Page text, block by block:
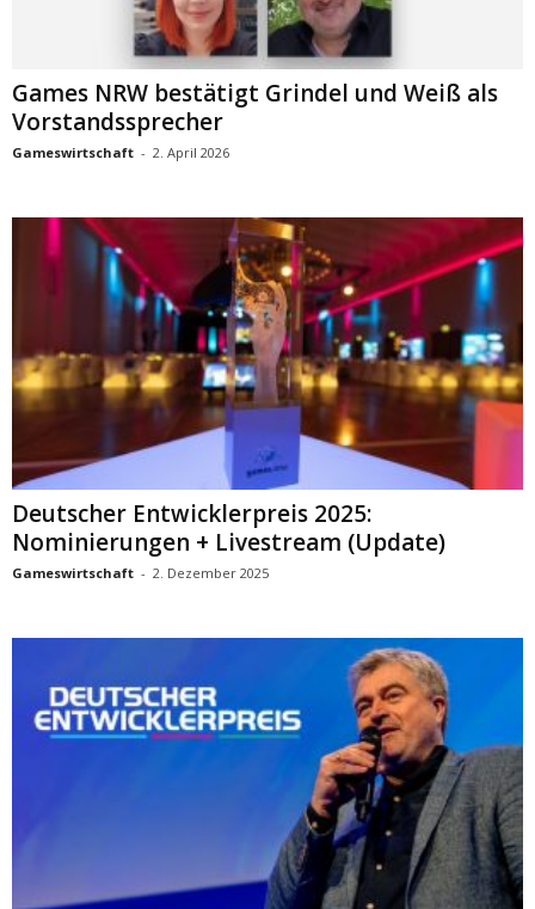
Games NRW bestätigt Grindel und Weiß als
Vorstandssprecher
Gameswirtschaft - 2. April 2026
Deutscher Entwicklerpreis 2025:
Nominierungen + Livestream (Update)
Gameswirtschaft - 2. Dezember 2025